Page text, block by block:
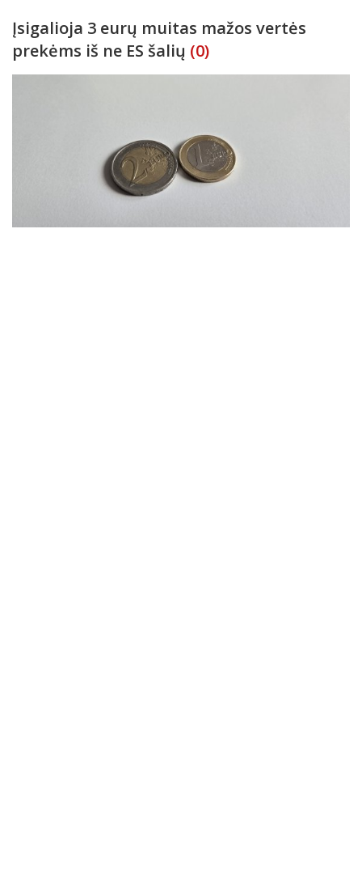
Įsigalioja 3 eurų muitas mažos vertės
prekėms iš ne ES šalių (0)